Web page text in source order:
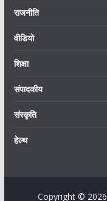
राजनीति
वीडियो
शिक्षा
संपादकीय
संस्कृति
हेल्थ
Copyright © 2026